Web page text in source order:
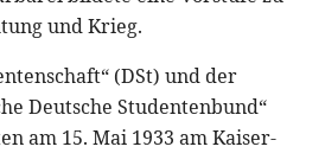
und Krieg.
(DSt) und der
Deutsche Studentenbund“
am 15. Mai 1933 am Kaiser-